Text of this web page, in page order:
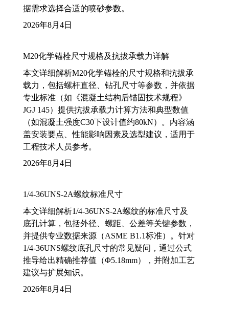
据需求选择合适的喷砂参数。
2026年8月4日
M20化学锚栓尺寸规格及抗拔承载力详解
本文详细解析M20化学锚栓的尺寸规格和抗拔承
载力，包括螺杆直径、钻孔尺寸等参数，并依据
专业标准（如《混凝土结构后锚固技术规程》
JGJ 145）提供抗拔承载力计算方法和典型数值
（如混凝土强度C30下设计值约80kN）。内容涵
盖安装要点、性能影响因素及选型建议，适用于
工程技术人员参考。
2026年8月4日
1/4-36UNS-2A螺纹标准尺寸
本文详细解析1/4-36UNS-2A螺纹的标准尺寸及
底孔计算，包括外径、螺距、公差等关键参数，
并提供专业数据来源（ASME B1.1标准）。针对
1/4-36UNS螺纹底孔尺寸的常见疑问，通过公式
推导给出精确推荐值（Φ5.18mm），并附加工艺
建议与扩展知识。
2026年8月4日